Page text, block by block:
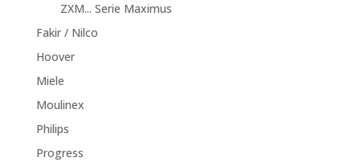
ZXM... Serie Maximus
Fakir / Nilco
Hoover
Miele
Moulinex
Philips
Progress